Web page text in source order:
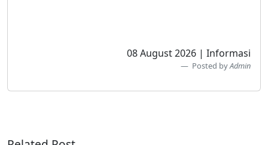
08 August 2026 | Informasi
Posted byAdmin